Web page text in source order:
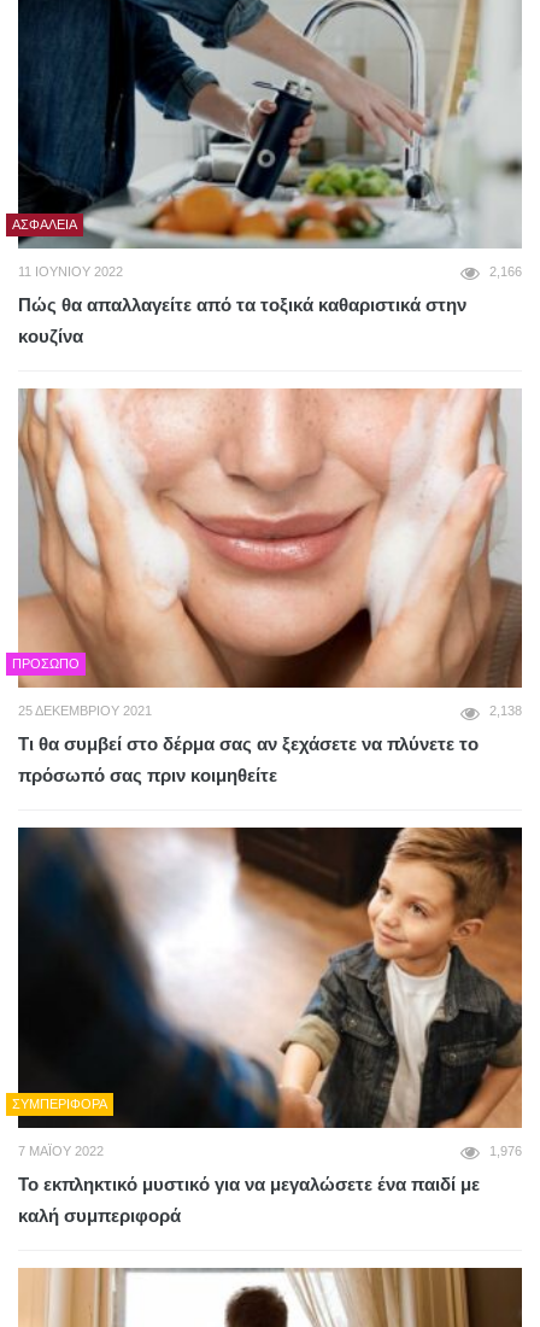
ΑΣΦΆΛΕΙΑ
11 ΙΟΥΝΊΟΥ 2022 2,166
Πώς θα απαλλαγείτε από τα τοξικά καθαριστικά στην
κουζίνα
ΠΡΌΣΩΠΟ
25 ΔΕΚΕΜΒΡΊΟΥ 2021 2,138
Τι θα συμβεί στο δέρμα σας αν ξεχάσετε να πλύνετε το
πρόσωπό σας πριν κοιμηθείτε
ΣΥΜΠΕΡΙΦΟΡΆ
7 ΜΑΪ́ΟΥ 2022 1,976
Το εκπληκτικό μυστικό για να μεγαλώσετε ένα παιδί με
καλή συμπεριφορά